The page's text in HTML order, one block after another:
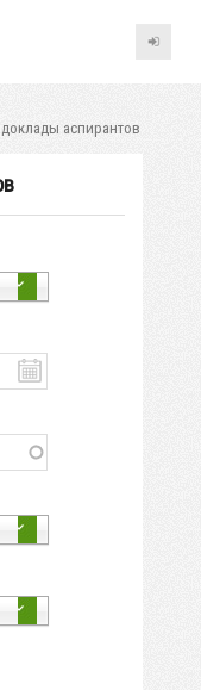
аспирантов